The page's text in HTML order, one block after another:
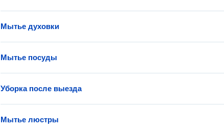
Мытье духовки
Мытье посуды
Уборка после выезда
Мытье люстры